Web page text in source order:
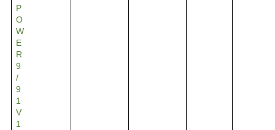
P
O
W
E
R
9
/
9
1
V
1